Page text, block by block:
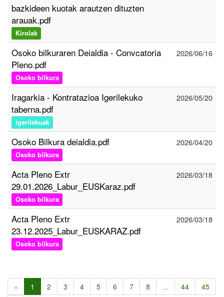
bazkideen kuotak arautzen dituzten
arauak.pdf
Kirolak
Osoko bilkuraren Deialdia - Convcatoria
Pleno.pdf
Osoko bilkura
2026/06/16
Iragarkia - Kontratazioa Igerilekuko
taberna.pdf
igerilekuak
2026/05/20
Osoko Bilkura deialdia.pdf
Osoko bilkura
2026/04/20
Acta Pleno Extr
29.01.2026_Labur_EUSKaraz.pdf
Osoko bilkura
2026/03/18
Acta Pleno Extr
23.12.2025_Labur_EUSKARAZ.pdf
Osoko bilkura
2026/03/18
« 1 2 3 4 5 6 7 8 ... 44
45